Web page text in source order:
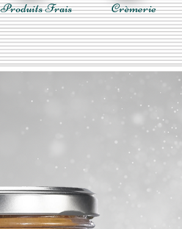
Produits Frais Crèmerie